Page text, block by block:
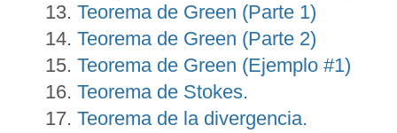
Teorema de Green (Parte 1)
Teorema de Green (Parte 2)
Teorema de Green (Ejemplo #1)
Teorema de Stokes.
Teorema de la divergencia.